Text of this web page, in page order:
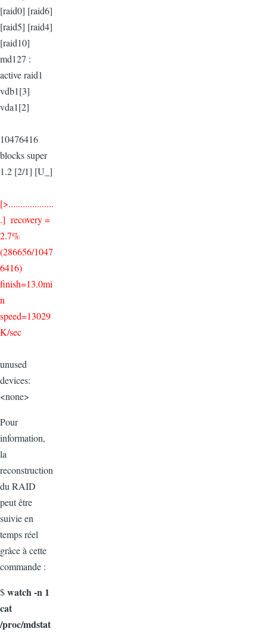
[raid0] [raid6]
[raid5] [raid4]
[raid10]
md127 :
active raid1
vdb1[3]
vda1[2]
10476416
blocks super
1.2 [2/1] [U_]
[>...................
.] recovery =
2.7%
(286656/1047
6416)
finish=13.0mi
n
speed=13029
K/sec
unused
devices:
<none>
Pour
information,
la
reconstruction
du RAID
peut être
suivie en
temps réel
grâce à cette
commande :
$watch -n 1
cat
/proc/mdstat